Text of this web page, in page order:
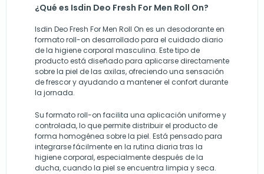
¿Qué es Isdin Deo Fresh For Men Roll On?
Isdin Deo Fresh For Men Roll On es un desodorante en
formato roll-on desarrollado para el cuidado diario
de la higiene corporal masculina. Este tipo de
producto está diseñado para aplicarse directamente
sobre la piel de las axilas, ofreciendo una sensación
de frescor y ayudando a mantener el confort durante
la jornada.
Su formato roll-on facilita una aplicación uniforme y
controlada, lo que permite distribuir el producto de
forma homogénea sobre la piel. Está pensado para
integrarse fácilmente en la rutina diaria tras la
higiene corporal, especialmente después de la
ducha, cuando la piel se encuentra limpia y seca.